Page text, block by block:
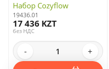
Набор Cozyflow
19436.01
17 436 KZT
без НДС
- +